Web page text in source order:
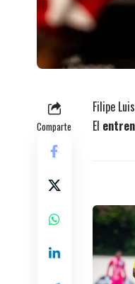
Comparte
Filipe
El